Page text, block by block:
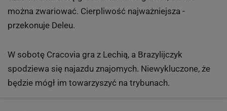
można zwariować. Cierpliwość najważniejsza -
przekonuje Deleu.
W sobotę Cracovia gra z Lechią, a Brazylijczyk
spodziewa się najazdu znajomych. Niewykluczone, że
będzie mógł im towarzyszyć na trybunach.